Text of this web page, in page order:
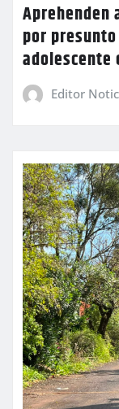
Aprehenden
por
adolescente
Editor